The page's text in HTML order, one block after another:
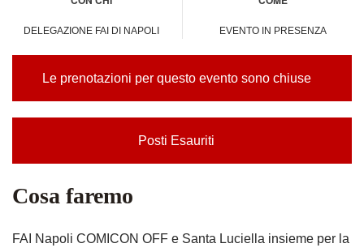
DELEGAZIONE FAI DI NAPOLI EVENTO IN PRESENZA
Le prenotazioni per questo evento sono chiuse
Posti Esauriti
Cosa faremo
FAI Napoli COMICON OFF e Santa Luciella insieme per la